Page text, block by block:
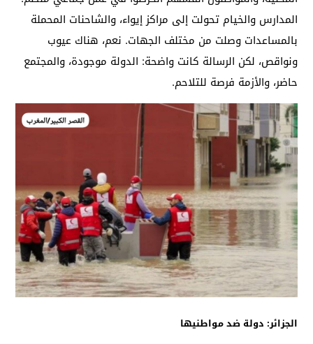
المدارس والخيام تحولت إلى مراكز إيواء، والشاحنات المحملة
بالمساعدات وصلت من مختلف الجهات. نعم، هناك عيوب
ونواقص، لكن الرسالة كانت واضحة: الدولة موجودة، والمجتمع
حاضر، والأزمة فرصة للتلاحم.
الجزائر: دولة ضد مواطنيها